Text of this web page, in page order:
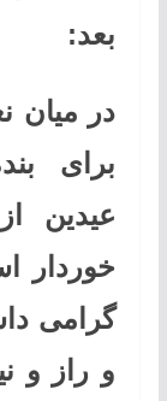
بعد:
در میان
برای
عیدین
خوردار
گرامی
و راز و